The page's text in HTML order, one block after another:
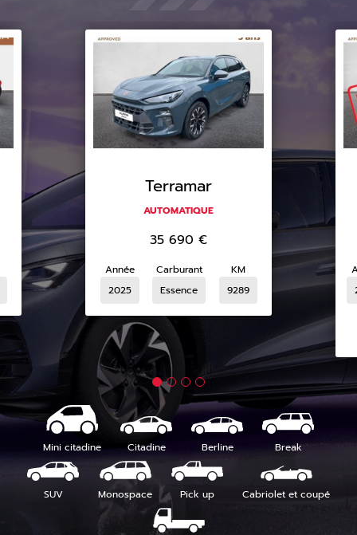
Terramar
AUTOMATIQUE
35 690 €
Année
2025
Carburant
Essence
KM
9289
Mini citadine Citadine Berline Break
SUV Monospace Pick up Cabriolet et coupé